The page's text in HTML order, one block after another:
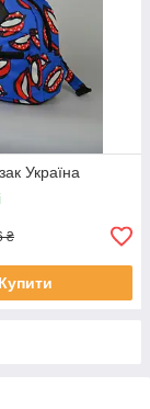
Україна
₴
Купити